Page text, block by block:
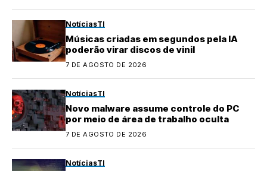
NotíciasTI
Músicas criadas em segundos pela IA
poderão virar discos de vinil
7 DE AGOSTO DE 2026
NotíciasTI
Novo malware assume controle do PC
por meio de área de trabalho oculta
7 DE AGOSTO DE 2026
NotíciasTI